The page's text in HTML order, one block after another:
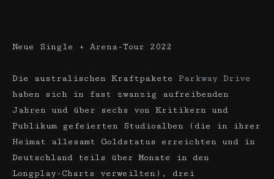
Neue Single + Arena-Tour 2022
Die australischen Kraftpakete Parkway Drive
haben sich in fast zwanzig aufreibenden
Jahren und über sechs von Kritikern und
Publikum gefeierten Studioalben (die in ihrer
Heimat allesamt Goldstatus erreichten und in
Deutschland teils über Monate in den
Longplay-Charts verweilten), drei